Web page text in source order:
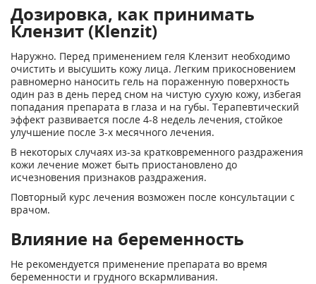
Дозировка, как принимать
Клензит (Klenzit)
Наружно. Перед применением геля Клензит необходимо
очистить и высушить кожу лица. Легким прикосновением
равномерно наносить гель на пораженную поверхность
один раз в день перед сном на чистую сухую кожу, избегая
попадания препарата в глаза и на губы. Терапевтический
эффект развивается после 4-8 недель лечения, стойкое
улучшение после 3-х месячного лечения.
В некоторых случаях из-за кратковременного раздражения
кожи лечение может быть приостановлено до
исчезновения признаков раздражения.
Повторный курс лечения возможен после консультации с
врачом.
Влияние на беременность
Не рекомендуется применение препарата во время
беременности и грудного вскармливания.